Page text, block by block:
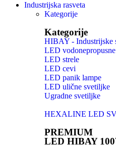
Industrijska rasveta
Kategorije
Kategorije
HIBAY - Industrijske
LED
LED strele
LED cevi
LED panik lampe
LED ulične svetiljke
Ugradne svetiljke
HEXALINE LED
PREMIUM
LED HIBAY